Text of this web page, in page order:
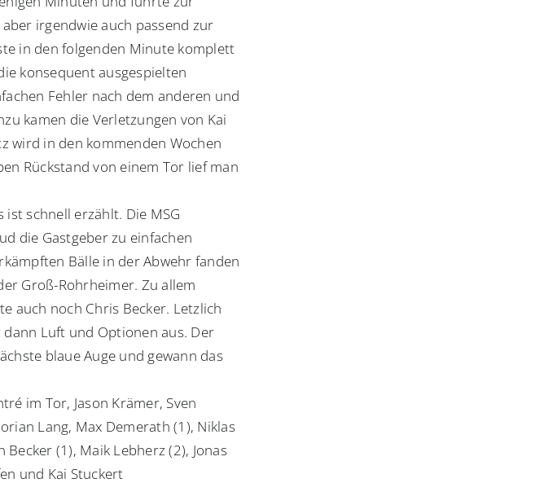
irgendwie auch passend zur
in den folgenden Minute komplett
konsequent ausgespielten
Fehler nach dem anderen und
kamen die Verletzungen von Kai
wird in den kommenden Wochen
Rückstand von einem Tor lief man
ist schnell erzählt. Die MSG
die Gastgeber zu einfachen
Bälle in der Abwehr fanden
Groß-Rohrheimer. Zu allem
auch noch Chris Becker. Letzlich
dann Luft und Optionen aus. Der
blaue Auge und gewann das
im Tor, Jason Krämer, Sven
Lang, Max Demerath (1), Niklas
(1), Maik Lebherz (2), Jonas
und Kai Stuckert